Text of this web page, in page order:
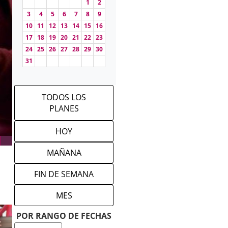
1
2
3
4 5 6 7 8
9
10 11 12 13 14 15 16
17 18 19 20 21 22 23
24 25 26 27 28 29 30
31
TODOS LOS
PLANES
HOY
MAÑANA
FIN DE SEMANA
MES
POR RANGO DE FECHAS